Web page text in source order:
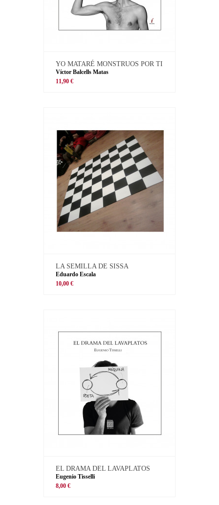
YO MATARÉ MONSTRUOS POR TI
Víctor Balcells Matas
11,90 €
LA SEMILLA DE SISSA
Eduardo Escala
10,00 €
EL DRAMA DEL LAVAPLATOS
Eugenio Tisselli
8,00 €